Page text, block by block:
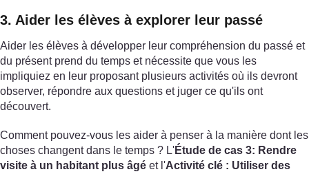
3. Aider les élèves à explorer leur passé
Aider les élèves à développer leur compréhension du passé et
du présent prend du temps et nécessite que vous les
impliquiez en leur proposant plusieurs activités où ils devront
observer, répondre aux questions et juger ce qu'ils ont
découvert.
Comment pouvez-vous les aider à penser à la manière dont les
choses changent dans le temps ? L'Étude de cas 3: Rendre
visite à un habitant plus âgé et l'Activité clé : Utiliser des